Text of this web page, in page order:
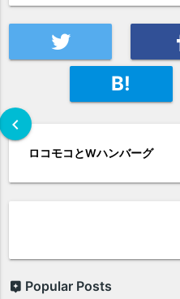
B!
chevron_left
ロコモコとWハンバーグ
Popular Posts